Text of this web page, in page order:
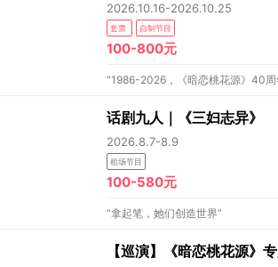
2026.10.16-2026.10.25
套票 自制节目
100-800元
“1986-2026，《暗恋桃花源》40周
话剧九人｜《三妇志异》
2026.8.7-8.9
租场节目
100-580元
“拿起笔，她们创造世界”
【巡演】《暗恋桃花源》